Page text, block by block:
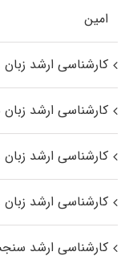
اﻣﻴﻦ
کارشناسی ارشد
کارشناسی ارشد
کارشناسی ارشد زبان
کارشناسی ارشد
کارشناسی ارشد